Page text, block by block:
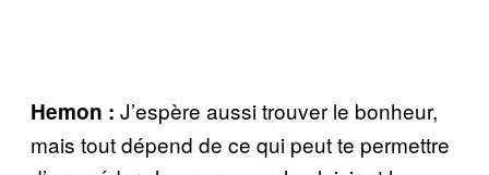
Hemon : J’espère aussi trouver le bonheur,
mais tout dépend de ce qui peut te permettre